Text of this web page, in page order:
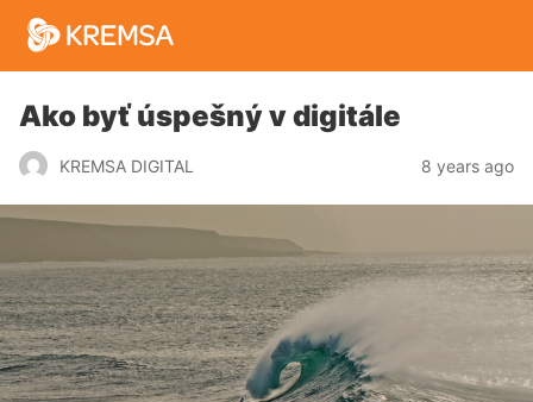
Ako byť úspešný v digitále
KREMSA DIGITAL 8 years ago